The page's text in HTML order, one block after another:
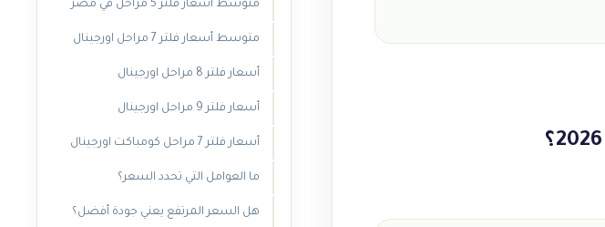
متوسط أسعار فلتر 5 مراحل في مصر
متوسط أسعار فلتر 7 مراحل اورجينال
أسعار فلتر 8 مراحل اورجينال
أسعار فلتر 9 مراحل اورجينال
أسعار فلتر 7 مراحل كومباكت اورجينال
ما العوامل التي تحدد السعر؟
هل السعر المرتفع يعني جودة أفضل؟